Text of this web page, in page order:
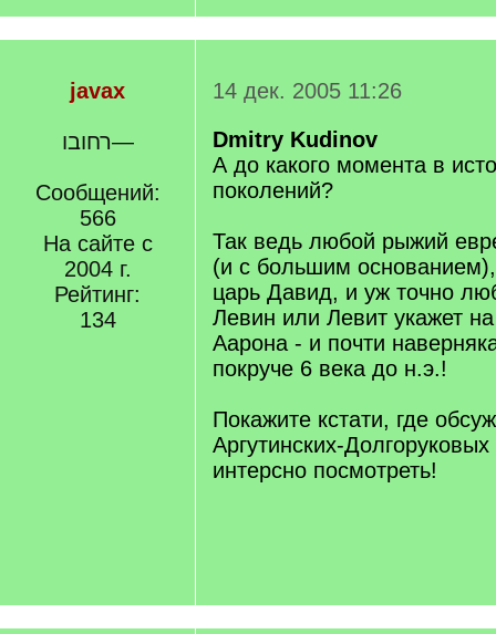
javax
רחובו—
Сообщений:
566
На сайте с
2004 г.
Рейтинг:
134
14 дек. 2005 11:26
Dmitry Kudinov
А до какого момента в
поколений?
Так ведь любой рыжий
(и с большим основанием),
царь Давид, и уж точно
Левин или Левит укажет
Аарона - и почти
покруче 6 века до н.э.!
Покажите кстати, где
Аргутинских-
интерсно посмотреть!